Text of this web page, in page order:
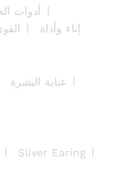
أدوات
إناء وأداة
عناية البشرة
Sliver Earing